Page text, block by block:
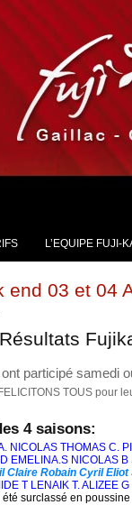
L’EQUIPE FUJI-
end 03 et 04
Résultats
participé samedi
FELICITONS TOUS pour
4 saisons:
NICOLAS THOMAS C.
EMELINA.S NICOLAS B
Claire Robain Cyril Eliot
T LENAIK T. ALIZEE
surclassé en